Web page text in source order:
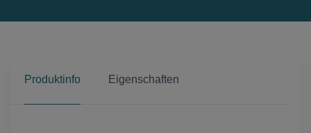
Produktinfo Eigenschaften